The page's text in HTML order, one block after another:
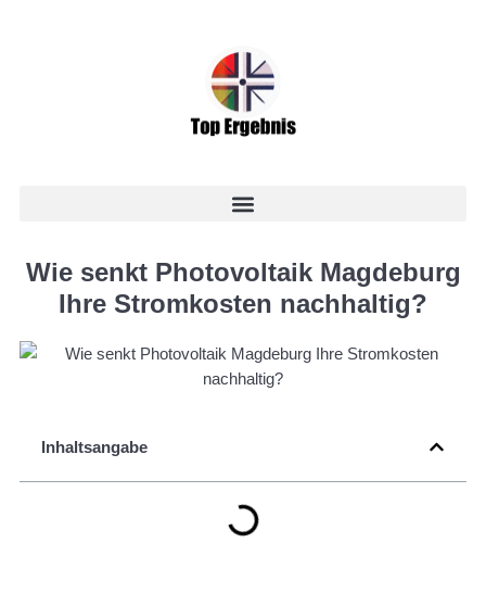
Wie senkt Photovoltaik Magdeburg
Ihre Stromkosten nachhaltig?
Inhaltsangabe